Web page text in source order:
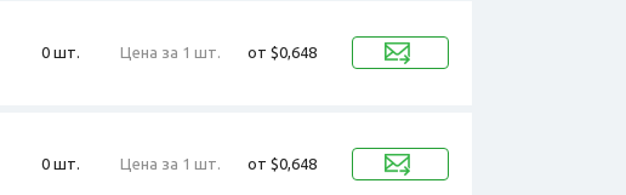
0 шт. Цена за 1 шт. от $0,648
0 шт. Цена за 1 шт. от $0,648